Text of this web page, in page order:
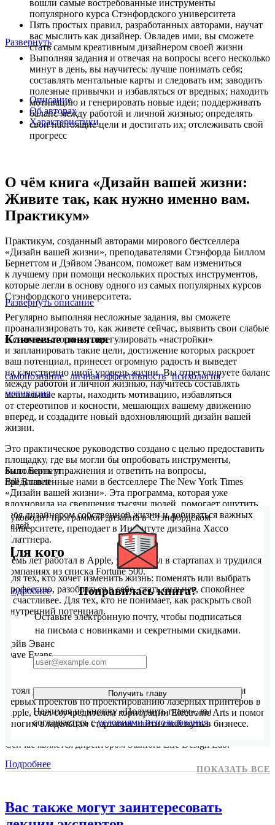
вошли самые востребованные инструменты
популярного курса Стэнфордского университета
Пять простых правил, разработанных авторами, научат
вас мыслить как дизайнер. Овладев ими, вы сможете
стать самым креативным дизайнером своей жизни
Выполняя задания и отвечая на вопросы всего несколько
минут в день, вы научитесь: лучше понимать себя;
составлять ментальные карты и следовать им; заводить
полезные привычки и избавляться от вредных; находить
мотивацию и генерировать новые идеи; поддерживать
баланс между работой и личной жизнью; определять
свои настоящие цели и достигать их; отслеживать свой
прогресс
Развернуть
Описание
Об авторах
Характеристики
О чём книга «Дизайн вашей жизни:
Живите так, как нужно именно вам.
Практикум»
Практикум, созданный авторами мирового бестселлера
«Дизайн вашей жизни», преподавателями Стэнфорда Биллом
Бернеттом и Дэйвом Эвансом, поможет вам измениться
к лучшему при помощи нескольких простых инструментов,
которые легли в основу одного из самых популярных курсов
Стэнфордского университета.
Регулярно выполняя несложные задания, вы сможете
проанализировать то, как живете сейчас, выявить свои слабые
и сильные стороны, отрегулировать «настройки»
и запланировать такие цели, достижение которых раскроет
ваш потенциал, принесет огромную радость и выведет
на качественно иной уровень жизни. Вы отрегулируете баланс
между работой и личной жизнью, научитесь составлять
ментальные карты, находить мотивацию, избавляться
от стереотипов и косности, мешающих вашему движению
вперед, и создадите новый вдохновляющий дизайн вашей
жизни.
Это практическое руководство создано с целью предоставить
площадку, где вы могли бы опробовать инструменты,
выполнить упражнения и ответить на вопросы,
представленные нами в бестселлере The New York Times
«Дизайн вашей жизни». Эта программа, которая уже
вдохновила на свершения тысячи людей, помогает ощутить
себя дизайнером собственной жизни и добиваться важных
целей.
Для кого
Для тех, кто хочет изменить жизнь: поменять или выбрать
профессию, разобраться в себе, стать сильнее, спокойнее
и счастливее. Для тех, кто не понимает, как раскрыть свой
внутренний потенциал.
Развернуть описание
Ключевые понятия
самопознание личная эффективность психология
мотивация
Билл Бернетт
Bill Burnett
Руководит программой дизайна в Стэнфордском
университете, преподает в Институте дизайна Хассо
Платтнера.
Семь лет работал в Apple, участвовал в стартапах и трудился в
компаниях из списка Fortune 500.
Подробнее
Дэйв Эванс
Dave Evans
Стоял у истоков создания первой компьютерной мыши и
первых проектов по проектированию лазерных принтеров в
Apple, стал соучредителем корпорации Electronic Arts и помог
многим владельцам стартапов найти свой путь в бизнесе.
Сейчас является директором Stanford Life Design Lab.
Подробнее
Понравилась книга?
Оставьте электронную почту, чтобы подписаться
на письма с новинками и секретными скидками.
Получить главу
Нажимая на кнопку «Получить главу», вы
соглашаетесь сусловиями использования.
ПОКАЗАТЬ ВСЕ
Вас также могут заинтересовать